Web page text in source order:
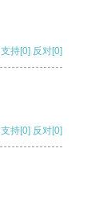
支持[0] 反对[0]
支持[0] 反对[0]